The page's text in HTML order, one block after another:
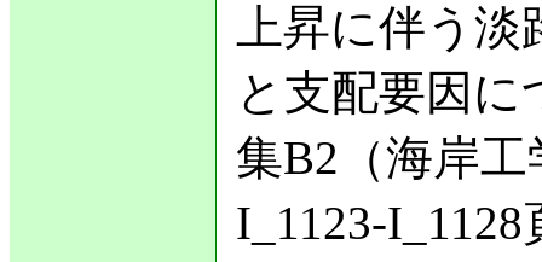
上昇に伴う
と支配要因
集B2（海岸
I_1123-I_1128